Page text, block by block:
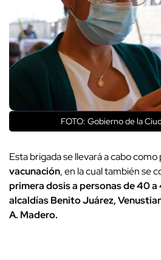
FOTO: Gobierno de la
Esta brigada se llevará a cabo como
vacunación, en la cual también se
primera dosis a personas de 40 a
alcaldías Benito Juárez,
A. Madero.